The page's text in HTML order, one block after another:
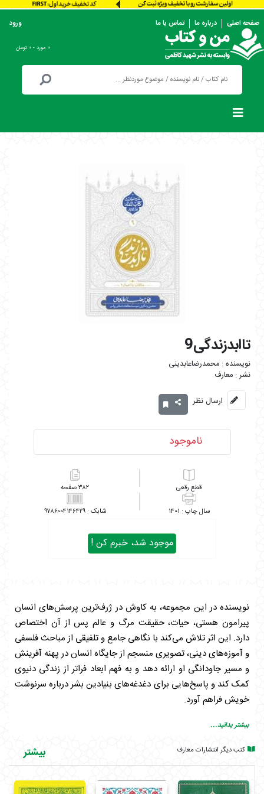
صفحه اصلی درباره ما تماس با ما ورود
۰ مورد - ۰ تومان
تاابدزندگی9
محمدرضاعابدینی
معارف
ارسال نظر
ناموجود
رقعی ۳۸۲
۱۴۰۱ ۹۷۸۶۰۰۴۱۴۶۴۲۹
موجود شد، خبرم کن !
نویسنده در این مجموعه، به کاوش در ژرف‌ترین پرسش‌های انسان
پیرامون هستی، حیات، حقیقت مرگ و عالم پس از آن اختصاص
دارد. این اثر تلاش می‌کند با نگاهی جامع و تلفیقی از مباحث فلسفی
و آموزه‌های دینی، تصویری منسجم از جایگاه انسان در پهنه آفرینش
و مسیر جاودانگی او ارائه دهد و به فهم ابعاد فراتر از زندگی دنیوی
کمک کند و پاسخ‌هایی برای دغدغه‌های بنیادین بشر درباره سرنوشت
خویش فراهم آورد.
جلد اول این مجموعه به راز و رمز حیات و چیستی زندگی می‌پردازد؛
وجود انسان و جایگاه او در آفرینش آشنا کرده و پایه‌ای برای درک
ابعاد غیرمادی هستی فراهم می‌آورد و نگاهی عمیق به چرایی حضور
ما در این دنیا ارائه می‌دهد.
بیشتر بدانید...
کتب دیگر انتشارات معارف بیشتر